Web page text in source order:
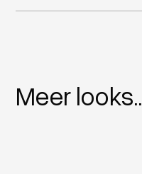
Meer looks..